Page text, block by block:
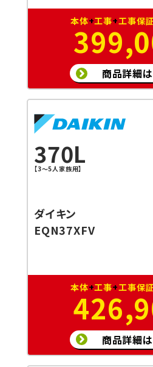
本体+工事+工事保証
商品詳細は
370L
【3〜5人家族用】
ダイキン
EQN37XFV
本体+工事+工事保証
商品詳細は